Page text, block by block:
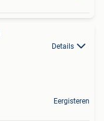
Details
Eergisteren